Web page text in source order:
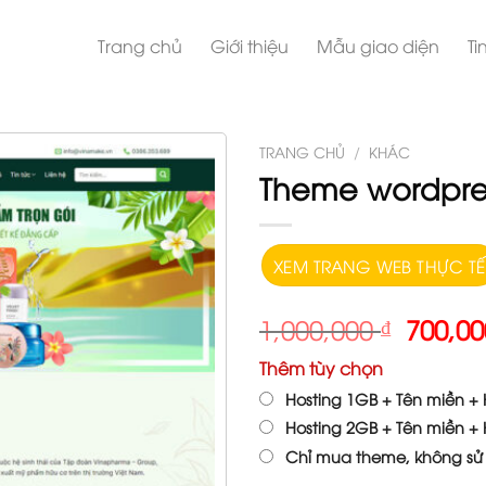
Trang chủ Giới thiệu Mẫu giao diện
TRANG CHỦ / KHÁC
Theme
XEM TRANG WEB THỰC TẾ
1,000,000₫
Thêm tùy chọn
Hosting 1GB + Tên miền
Hosting 2GB + Tên miền
Chỉ mua theme, không